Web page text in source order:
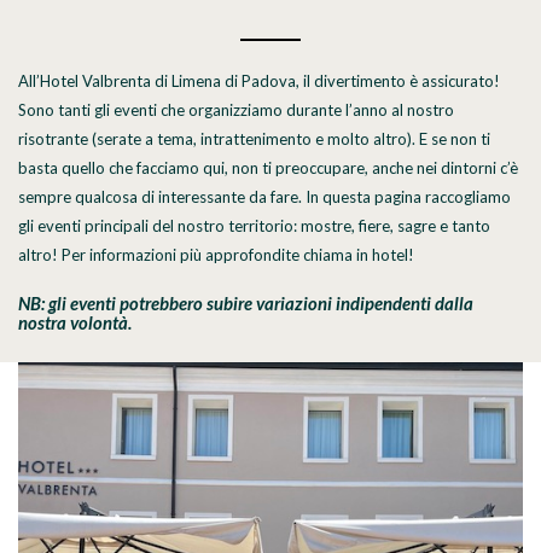
All’Hotel Valbrenta di Limena di Padova, il divertimento è assicurato!
Sono tanti gli eventi che organizziamo durante l’anno al nostro
risotrante (serate a tema, intrattenimento e molto altro). E se non ti
basta quello che facciamo qui, non ti preoccupare, anche nei dintorni c’è
sempre qualcosa di interessante da fare. In questa pagina raccogliamo
gli eventi principali del nostro territorio: mostre, fiere, sagre e tanto
altro! Per informazioni più approfondite chiama in hotel!
NB: gli eventi potrebbero subire variazioni indipendenti dalla
nostra volontà.